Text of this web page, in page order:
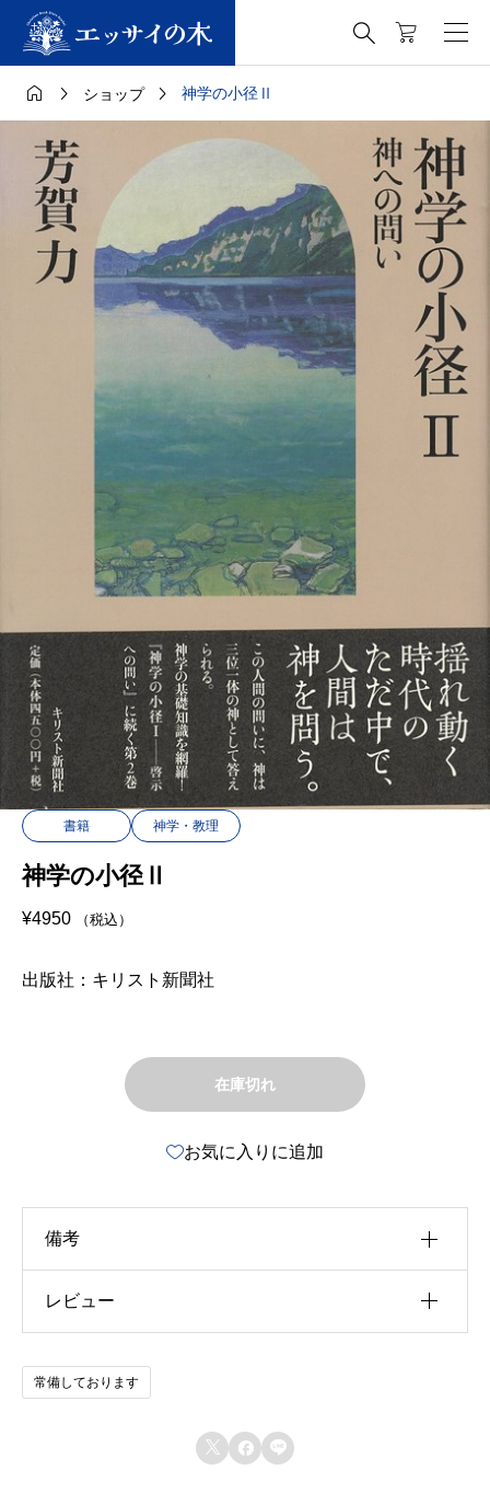

  ショップ  神学の小径Ⅱ
書籍 神学・教理
神学の小径Ⅱ
¥4950 （税込）
出版社：キリスト新聞社
在庫切れ
お気に入りに追加
備考
u30b5u30a4u30ba
u51fau7248u793e
u642du8f09u6b4cu96c6
レビュー
以前にこの商品を購入したことのあるログイン済
みのユーザーのみレビューを残すことができま
常備しております
  